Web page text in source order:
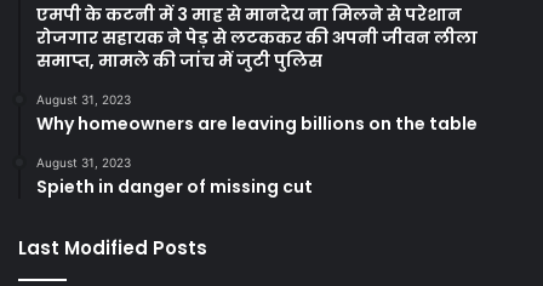
एमपी के कटनी में 3 माह से मानदेय ना मिलने से परेशान
रोजगार सहायक ने पेड़ से लटककर की अपनी जीवन लीला
समाप्त, मामले की जांच में जुटी पुलिस
August 31, 2023
Why homeowners are leaving billions on the table
August 31, 2023
Spieth in danger of missing cut
Last Modified Posts